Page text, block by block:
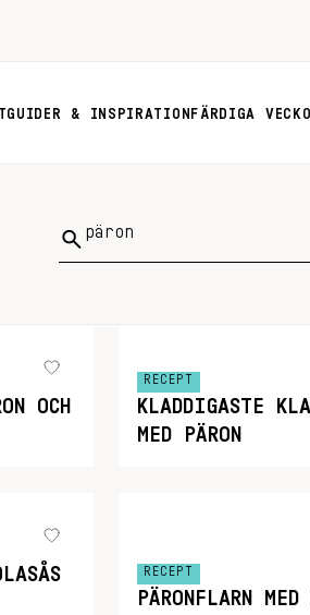
GUIDER & INSPIRATION FÄRDIGA
Sök
OCH
RECEPT
KLADDIGASTE
MED PÄRON
RECEPT
PÄRONFLARN MED